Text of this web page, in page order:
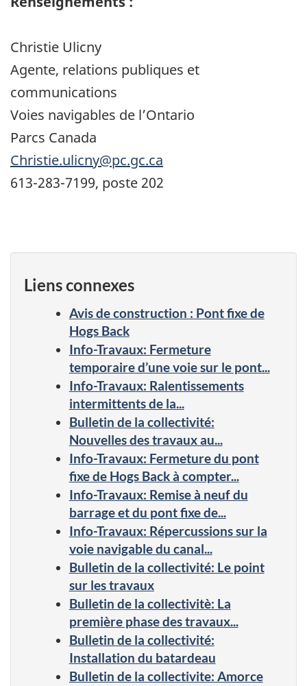
Christie Ulicny
Agente, relations publiques et
communications
Voies navigables de l’Ontario
Parcs Canada
Christie.ulicny@pc.gc.ca
613-283-7199, poste 202
Liens connexes
Avis de construction : Pont fixe de
Hogs Back
Info-Travaux: Fermeture
temporaire d’une voie sur le pont...
Info-Travaux: Ralentissements
intermittents de la...
Bulletin de la collectivité:
Nouvelles des travaux au...
Info-Travaux: Fermeture du pont
fixe de Hogs Back à compter...
Info-Travaux: Remise à neuf du
barrage et du pont fixe de...
Info-Travaux: Répercussions sur la
voie navigable du canal...
Bulletin de la collectivité: Le point
sur les travaux
Bulletin de la collectivitè: La
première phase des travaux...
Bulletin de la collectivité:
Installation du batardeau
Bulletin de la collectivite: Amorce